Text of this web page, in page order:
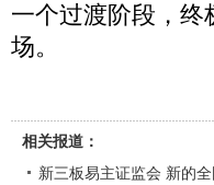
一个过渡阶段，终
场。
相关报道：
新三板易主证监会 新的